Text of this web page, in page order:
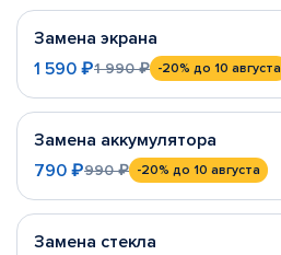
Замена экрана
1 590 ₽1 990 ₽ -20% до 10 августа
Замена аккумулятора
790 ₽990 ₽ -20% до 10 августа
Замена стекла